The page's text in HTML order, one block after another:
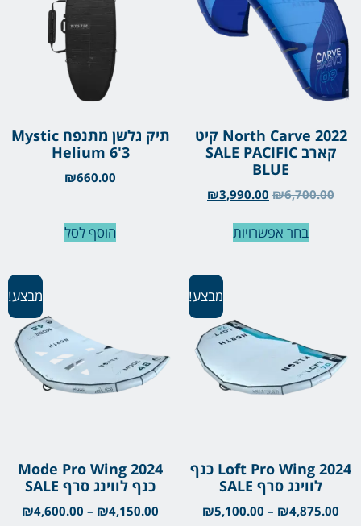
North Carve 2022 קיט
קארב SALE PACIFIC
BLUE
₪6,700.00
₪3,990.00
בחר אפשרויות
תיק גלשן מתנפח Mystic
Helium 6'3
₪660.00
הוסף לסל
מבצע!
Loft Pro Wing 2024 כנף
לווינג סרף SALE
₪4,875.00
–
₪5,100.00
מבצע!
Mode Pro Wing 2024
כנף לווינג סרף SALE
₪4,150.00
–
₪4,600.00